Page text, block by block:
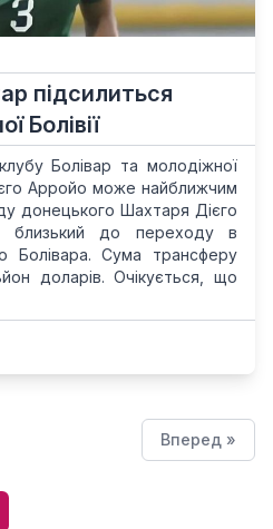
підсилиться
Болівії
Болівар та молодіжної
Арройо може найближчим
донецького Шахтаря Дієго
близький до переходу в
Болівара. Сума трансферу
доларів. Очікується, що
Вперед »